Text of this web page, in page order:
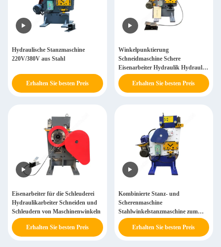
Hydraulische Stanzmaschine
220V/380V aus Stahl
Erhalten Sie besten Preis
Winkelpunktierung
Schneidmaschine Schere
Eisenarbeiter Hydraulik Hydraulik
Eisenarbeiter
Erhalten Sie besten Preis
Eisenarbeiter für die Schleuderei
Hydraulikarbeiter Schneiden und
Schleudern von Maschinenwinkeln
Erhalten Sie besten Preis
Kombinierte Stanz- und
Scherenmaschine
Stahlwinkelstanzmaschine zum
Schneiden
Erhalten Sie besten Preis